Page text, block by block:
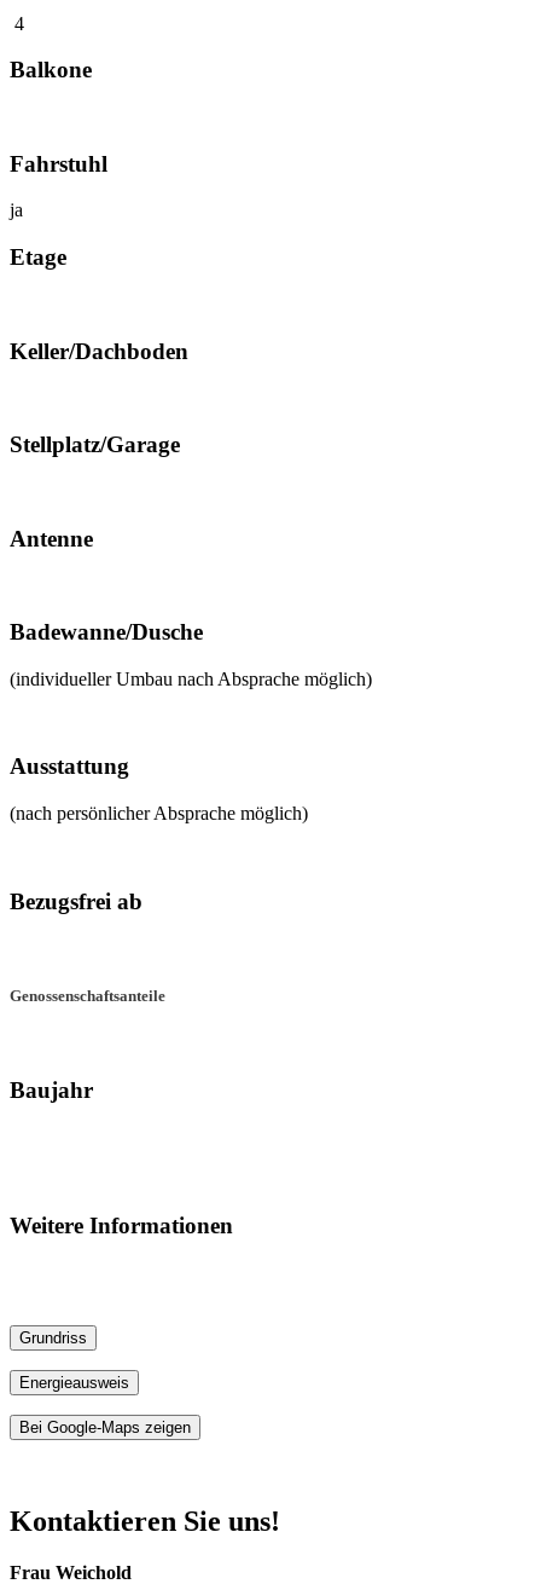
4
Balkone
Fahrstuhl
ja
Etage
Keller/Dachboden
Stellplatz/Garage
Antenne
Badewanne/Dusche
(individueller Umbau nach Absprache möglich)
Ausstattung
(nach persönlicher Absprache möglich)
Bezugsfrei ab
Genossenschaftsanteile
Baujahr
Weitere Informationen
Grundriss
Energieausweis
Bei Google-Maps zeigen
Kontaktieren Sie uns!
Frau Weichold